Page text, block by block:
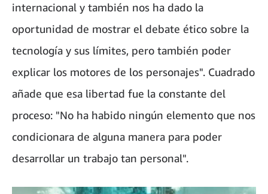
internacional y también nos ha dado la
oportunidad de mostrar el debate ético sobre la
tecnología y sus límites, pero también poder
explicar los motores de los personajes". Cuadrado
añade que esa libertad fue la constante del
proceso: "No ha habido ningún elemento que nos
condicionara de alguna manera para poder
desarrollar un trabajo tan personal".